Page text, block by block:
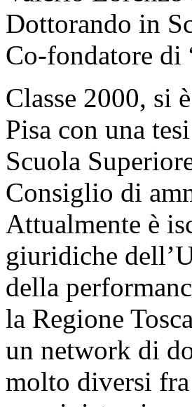
Dottorando in
Co-fondatore di
Classe 2000, si
Pisa con una
Scuola
Consiglio di
Attualmente è
giuridiche
della
la Regione
un network di
molto diversi